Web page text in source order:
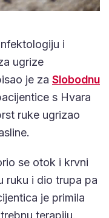
i
ugrize
je za Slobodnu
s Hvara
ruke ugrizao
se otok i krvni
ruku i dio trupa pa
je primila
terapiju.